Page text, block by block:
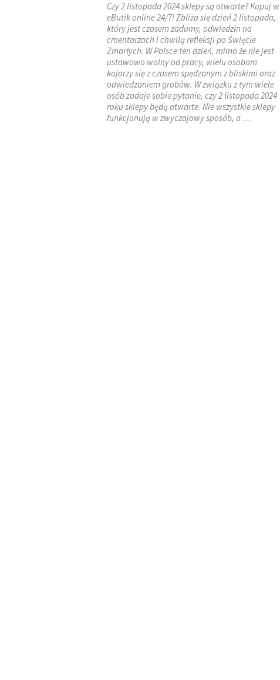
Czy 2 listopada 2024 sklepy są otwarte? Kupuj w
eButik online 24/7! Zbliża się dzień 2 listopada,
który jest czasem zadumy, odwiedzin na
cmentarzach i chwilą refleksji po Święcie
Zmarłych. W Polsce ten dzień, mimo że nie jest
ustawowo wolny od pracy, wielu osobom
kojarzy się z czasem spędzonym z bliskimi oraz
odwiedzaniem grobów. W związku z tym wiele
osób zadaje sobie pytanie, czy 2 listopada 2024
roku sklepy będą otwarte. Nie wszystkie sklepy
funkcjonują w zwyczajowy sposób, a …